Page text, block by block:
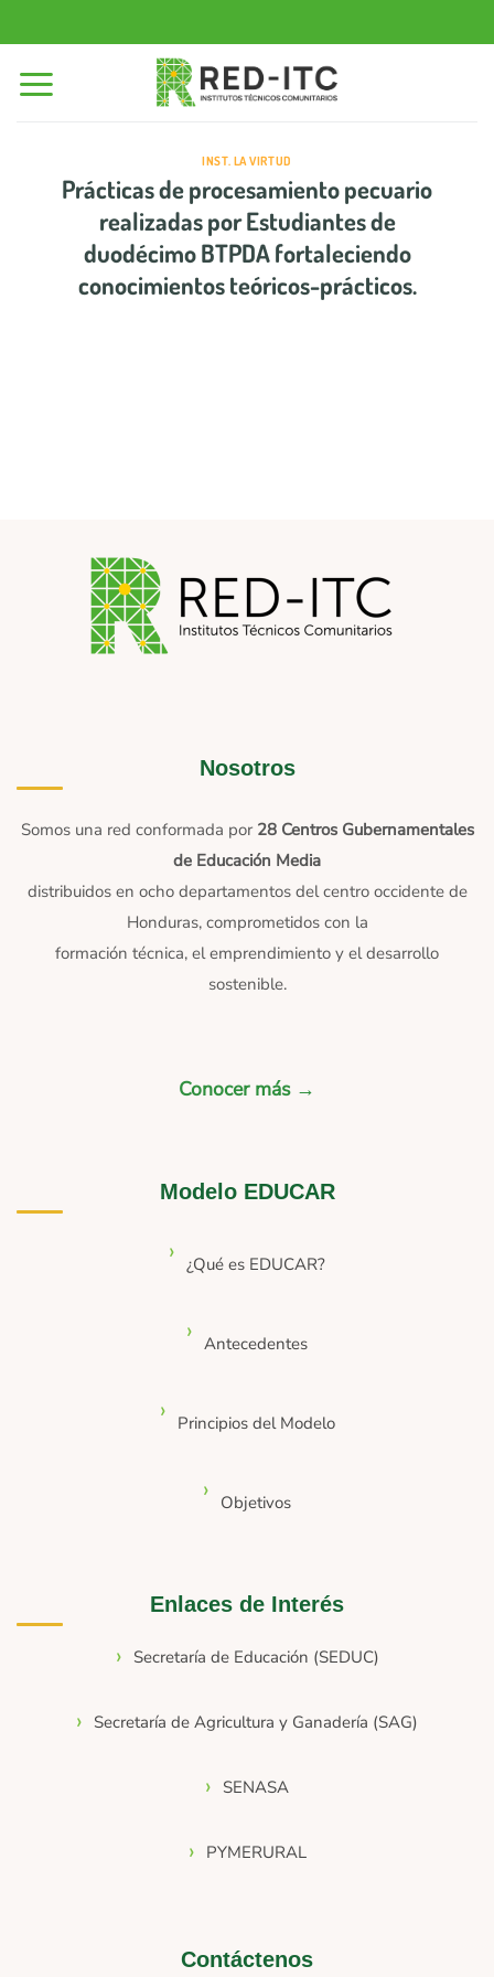
al
contenido
INST. LA VIRTUD
Prácticas de procesamiento pecuario
realizadas por Estudiantes de
duodécimo BTPDA fortaleciendo
conocimientos teóricos-prácticos.
Nosotros
Somos una red conformada por 28 Centros Gubernamentales
de Educación Media
distribuidos en ocho departamentos del centro occidente de
Honduras, comprometidos con la
formación técnica, el emprendimiento y el desarrollo
sostenible.
Conocer más →
Modelo EDUCAR
¿Qué es EDUCAR?
Antecedentes
Principios del Modelo
Objetivos
Enlaces de Interés
Secretaría de Educación (SEDUC)
Secretaría de Agricultura y Ganadería (SAG)
SENASA
PYMERURAL
Contáctenos